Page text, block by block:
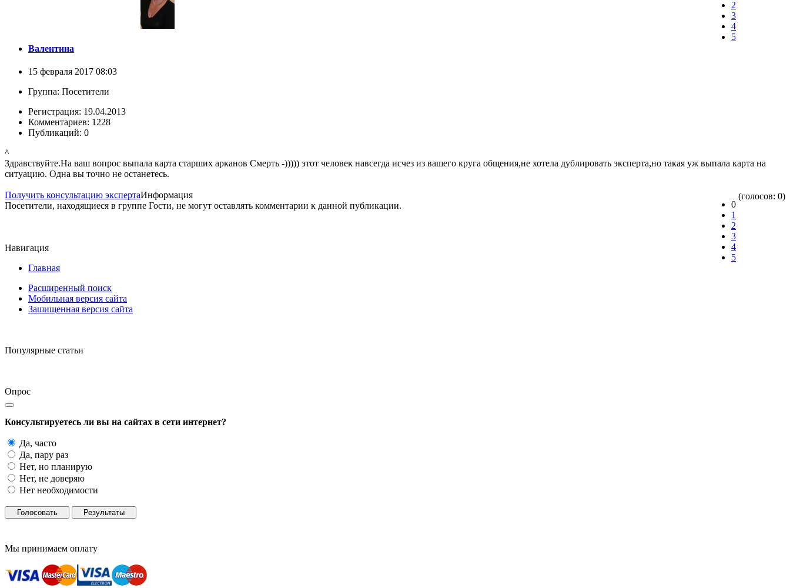
2
3
4
5
Валентина
15 февраля 2017 08:03
Группа: Посетители
Регистрация: 19.04.2013
Комментариев: 1228
Публикаций: 0
^
Здравствуйте.На ваш вопрос выпала карта старших арканов Смерть -))))) этот человек навсегда исчез из вашего круга общения,не хотела дублировать эксперта,но такая уж выпала карта на
ситуацию. Одна вы точно не останетесь.
Получить консультацию эксперта
0
1
2
3
4
5
(голосов: 0)
Информация
Посетители, находящиеся в группе Гости, не могут оставлять комментарии к данной публикации.
Навигация
Главная
Расширенный поиск
Мобильная версия сайта
Зашищенная версия сайта
Популярные статьи
Опрос
Консультируетесь ли вы на сайтах в сети интернет?
Да, часто
Да, пару раз
Нет, но планирую
Нет, не доверяю
Нет необходимости
Голосовать Результаты
Мы принимаем оплату